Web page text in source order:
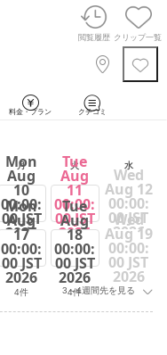
閲覧履歴 クリップ一覧
料金・プラン クチコミ
月 火 水
Mon
Aug
10
00:00:
00 JST
2026
4件
Tue
Aug
11
00:00:
00 JST
2026
1件
Wed
Aug 12
00:00:
00 JST
2026
Mon
Aug
17
00:00:
00 JST
2026
4件
Tue
Aug
18
00:00:
00 JST
2026
4件
Wed
Aug 19
00:00:
00 JST
2026
3～4週間先を見る